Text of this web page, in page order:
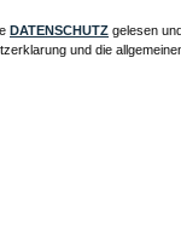
DATENSCHUTZ gelesen
und die